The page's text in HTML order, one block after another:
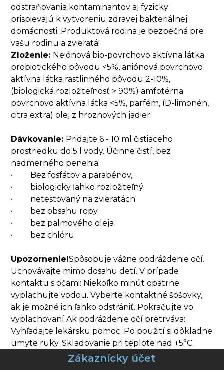
odstraňovania kontaminantov aj fyzicky
prispievajú k vytvoreniu zdravej bakteriálnej
domácnosti. Produktová rodina je bezpečná pre
vašu rodinu a zvieratá!
Zloženie: Neiónová bio-povrchovo aktívna látka
probiotického pôvodu <5%, aniónová povrchovo
aktívna látka rastlinného pôvodu 2-10%,
(biologická rozložiteľnosť > 90%) amfotérna
povrchovo aktívna látka <5%, parfém, (D-limonén,
citra extra) olej z hroznových jadier.
Dávkovanie: Pridajte 6 - 10 ml čistiaceho
prostriedku do 5 l vody. Účinne čistí, bez
nadmerného penenia.
· Bez fosfátov a parabénov,
· biologicky ľahko rozložiteľný
· netestovaný na zvieratách
· bez obsahu ropy
· bez palmového oleja
· bez chlóru
Upozornenie!Spôsobuje vážne podráždenie očí.
Uchovávajte mimo dosahu detí. V prípade
kontaktu s očami: Niekoľko minút opatrne
vyplachujte vodou. Vyberte kontaktné šošovky,
ak je možné ich ľahko odstrániť. Pokračujte vo
vyplachovaní.Ak podráždenie očí pretrváva:
Vyhľadajte lekársku pomoc. Po použití si dôkladne
umyte ruky. Skladovanie pri teplote nad +5°C.
Zákaznícky účet